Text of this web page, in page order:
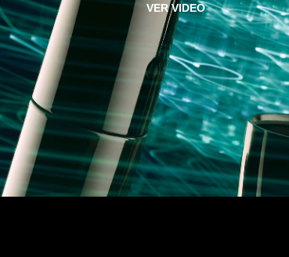
VER VIDEO